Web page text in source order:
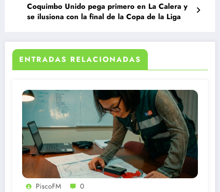
Coquimbo Unido pega primero en La Calera y
se ilusiona con la final de la Copa de la Liga
ENTRADAS RELACIONADAS
PiscoFM 0